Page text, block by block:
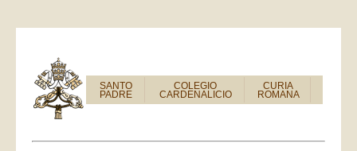
SANTO
PADRE
COLEGIO
CARDENALICIO
CURIA
ROMANA